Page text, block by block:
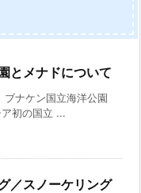
とメナドについて
ブナケン国立海洋公園
初の国立 ...
／スノーケリング